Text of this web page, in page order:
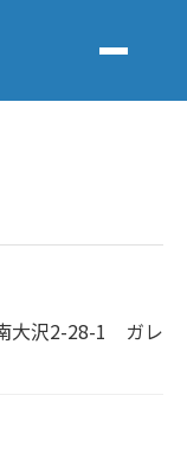
大沢2-28-1 ガレ